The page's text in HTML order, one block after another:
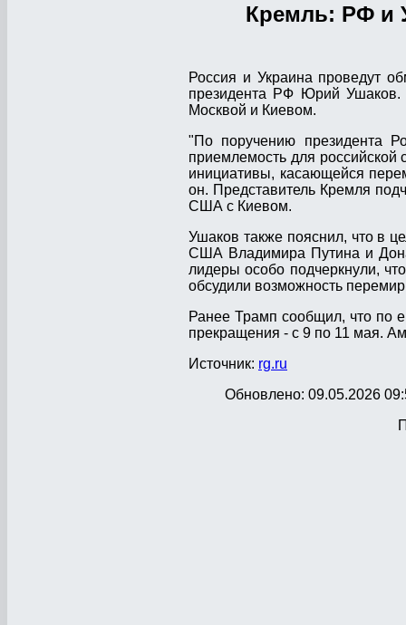
Кремль: РФ и
Россия и Украина проведут
президента РФ Юрий Ушаков.
Москвой и Киевом.
"По поручению президента
приемлемость для
инициативы, касающейся
он. Представитель Кремля
США с Киевом.
Ушаков также пояснил, что в
США Владимира Путина и
лидеры особо подчеркнули,
обсудили возможность
Ранее Трамп сообщил, что по
прекращения - с 9 по 11 мая.
Источник: rg.ru
Обновлено: 09.05.2026